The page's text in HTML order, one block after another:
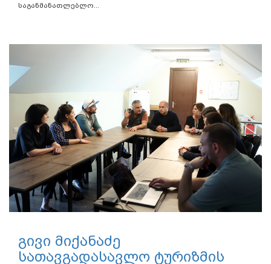
საგანმანათლებლო...
გივი მიქანაძე
სათავგადასავლო ტურიზმის